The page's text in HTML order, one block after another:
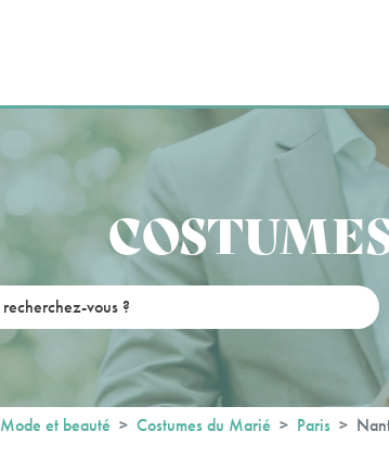
Mode et beauté Costumes du Marié Paris